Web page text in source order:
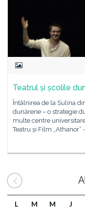
Teatrul și școlile
Întâlnirea de la Sulina
dunărene – o strategie
multe centre
Teatru și Film
L M M J